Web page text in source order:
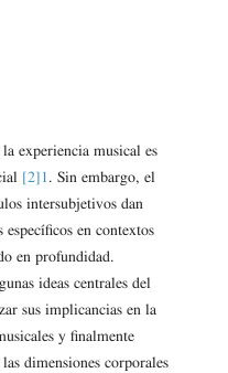
experiencia musical es
[2] 1 . Sin embargo, el
intersubjetivos dan
específicos en contextos
en profundidad.
ideas centrales del
sus implicancias en la
y finalmente
dimensiones corporales